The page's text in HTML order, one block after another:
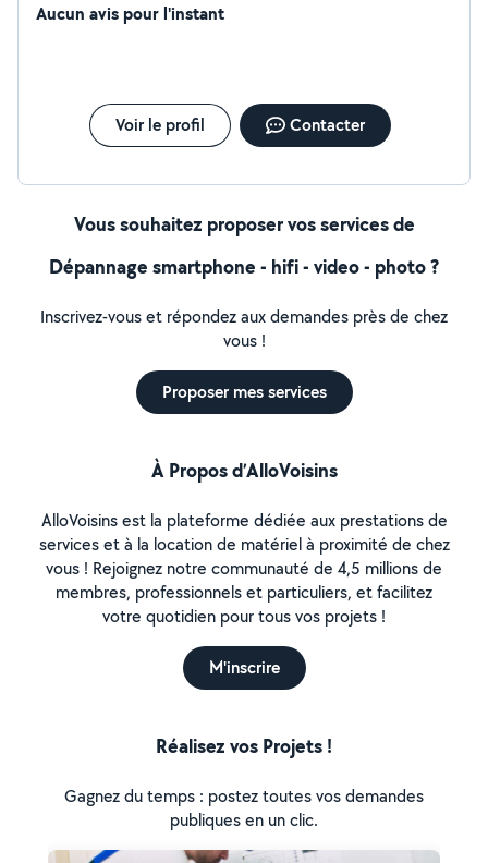
Aucun avis pour l'instant
Voir le profil Contacter
Vous souhaitez proposer vos services de
Dépannage smartphone - hifi - video - photo ?
Inscrivez-vous et répondez aux demandes près de chez
vous !
Proposer mes services
À Propos d’AlloVoisins
AlloVoisins est la plateforme dédiée aux prestations de
services et à la location de matériel à proximité de chez
vous ! Rejoignez notre communauté de 4,5 millions de
membres, professionnels et particuliers, et facilitez
votre quotidien pour tous vos projets !
M'inscrire
Réalisez vos Projets !
Gagnez du temps : postez toutes vos demandes
publiques en un clic.